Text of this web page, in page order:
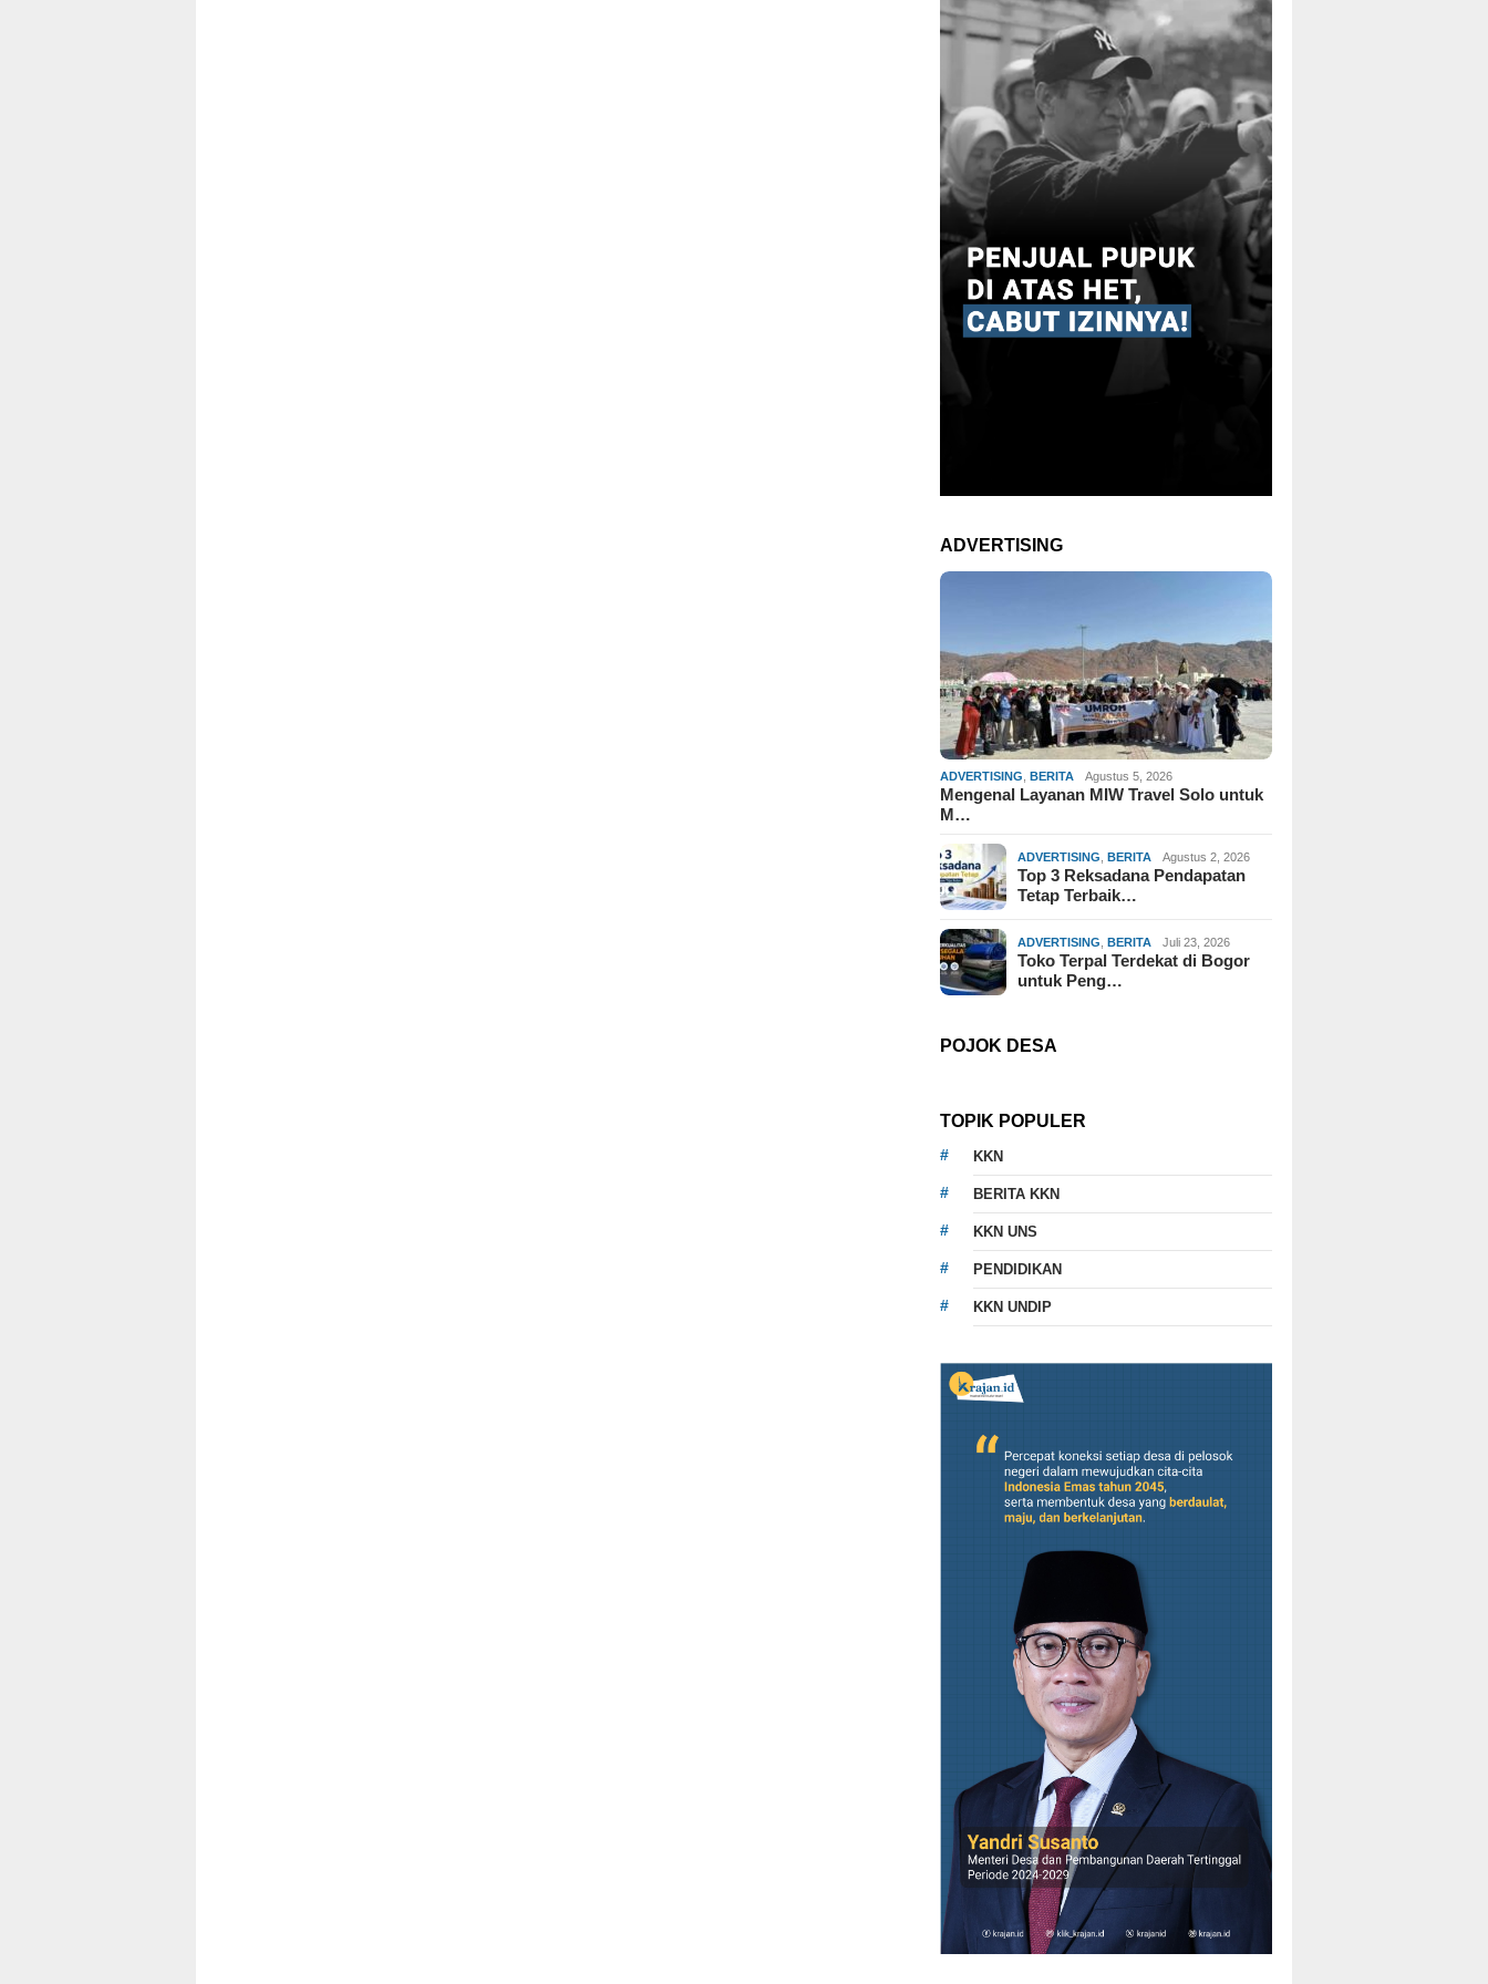
ADVERTISING
ADVERTISING ,BERITA Agustus 5, 2026
Mengenal Layanan MIW Travel Solo untuk
M…
ADVERTISING ,BERITA Agustus 2, 2026
Top 3 Reksadana Pendapatan
Tetap Terbaik…
ADVERTISING ,BERITA Juli 23, 2026
Toko Terpal Terdekat di Bogor
untuk Peng…
POJOK DESA
TOPIK POPULER
KKN
BERITA KKN
KKN UNS
PENDIDIKAN
KKN UNDIP